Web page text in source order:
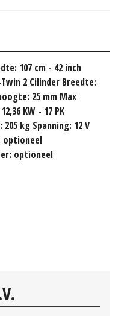
107 cm - 42 inch
2 Cilinder Breedte:
25 mm Max
KW - 17 PK
kg Spanning: 12 V
optioneel
optioneel